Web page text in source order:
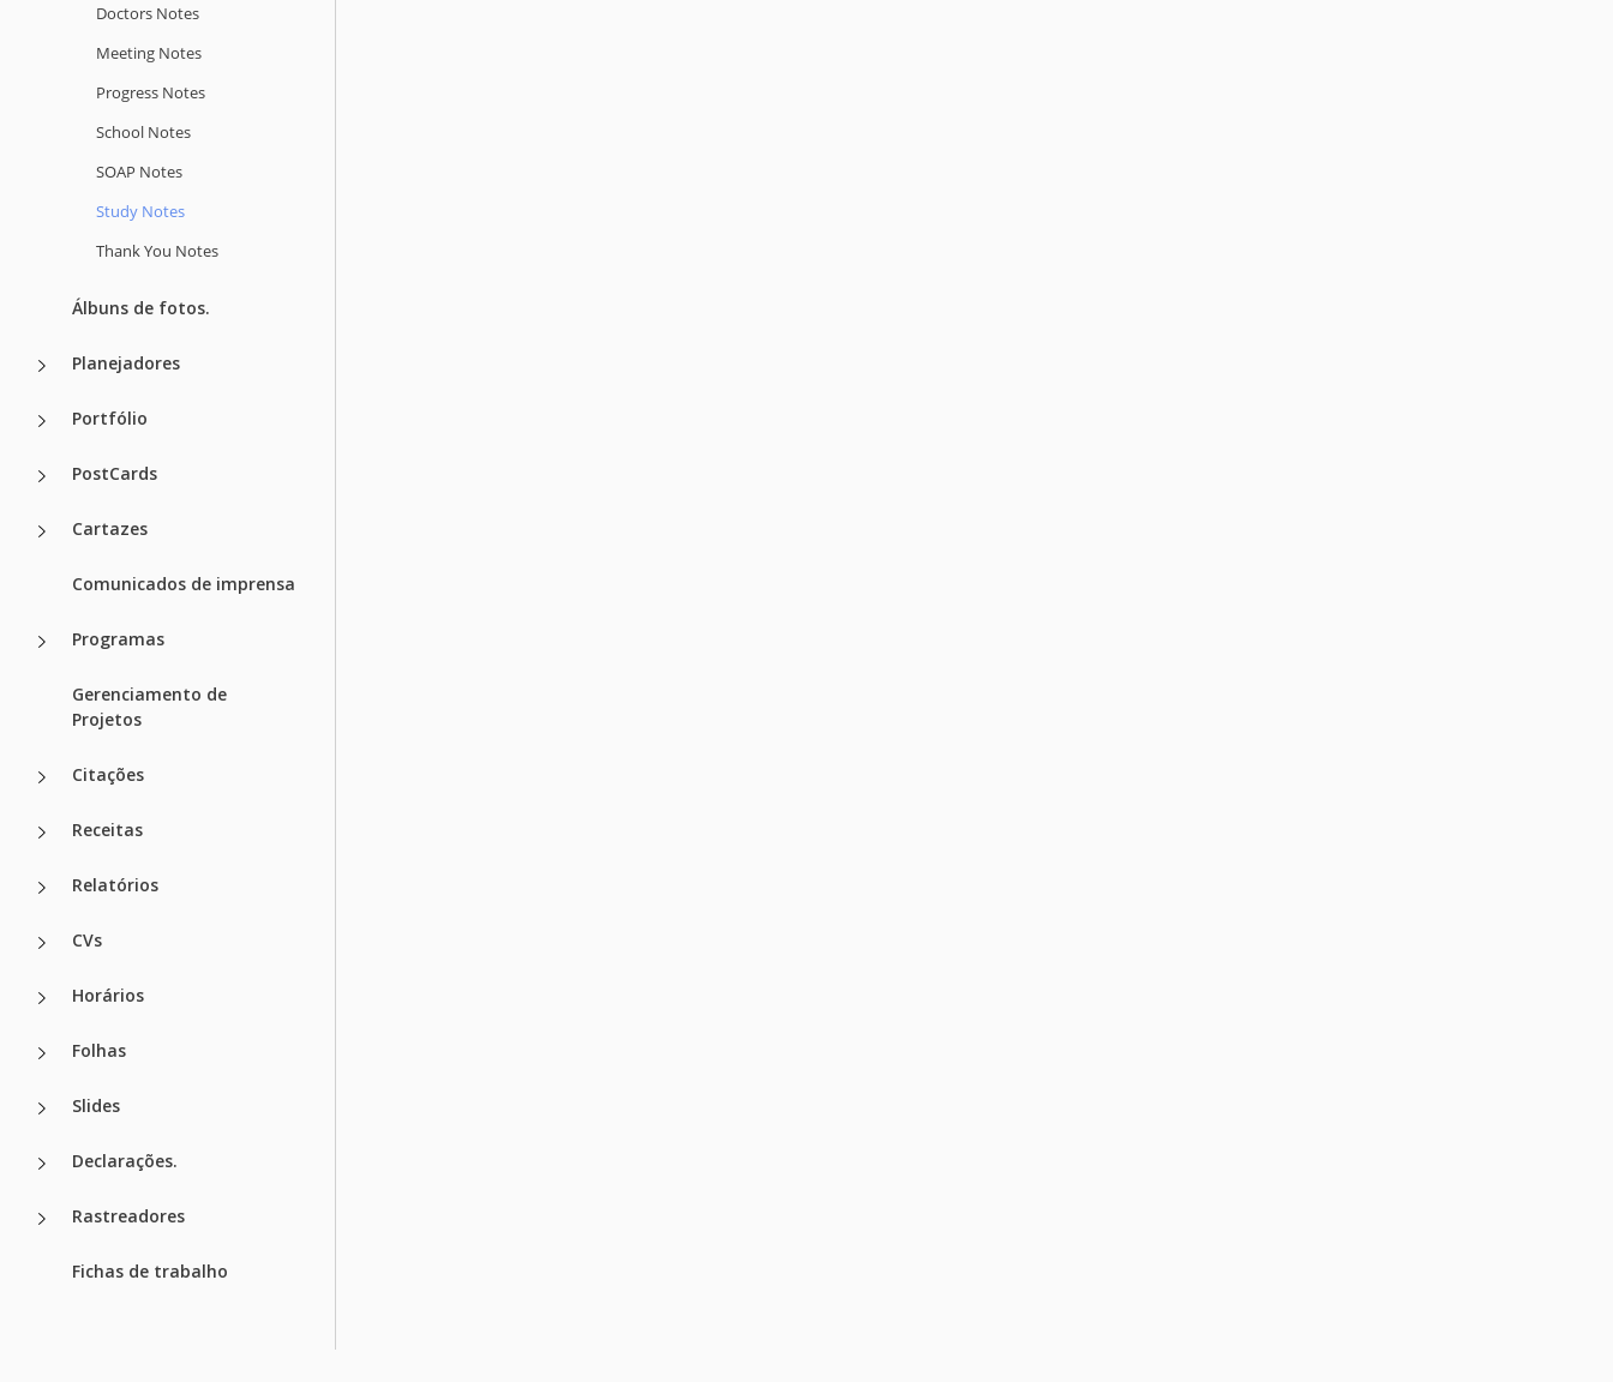
Doctors Notes
Meeting Notes
Progress Notes
School Notes
SOAP Notes
Study Notes
Thank You Notes
Álbuns de fotos.
Planejadores
Portfólio
PostCards
Cartazes
Comunicados de imprensa
Programas
Gerenciamento de
Projetos
Citações
Receitas
Relatórios
CVs
Horários
Folhas
Slides
Declarações.
Rastreadores
Fichas de trabalho